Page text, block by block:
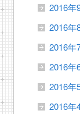
2016年
2016年
2016年
2016年
2016年
2016年